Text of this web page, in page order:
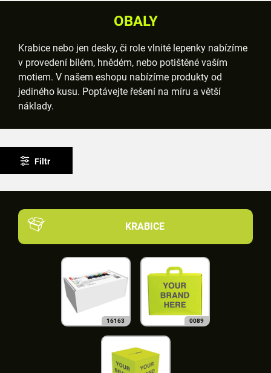
OBALY
Krabice nebo jen desky, či role vlnité lepenky nabízíme
v provedení bílém, hnědém, nebo potištěné vaším
motiem. V našem eshopu nabízíme produkty od
jediného kusu. Poptávejte řešení na míru a větší
náklady.
Filtr
KRABICE
16163 0089